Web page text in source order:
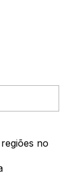
no